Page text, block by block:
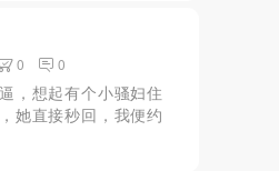
0 0
，想起有个小骚妇住
她直接秒回，我便约
趣黑丝在等我，我看
往屋里奔，她说一定